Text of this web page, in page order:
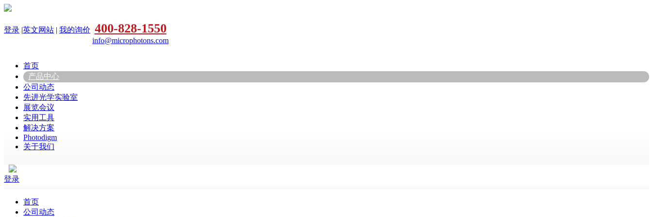
登录 |英文网站 | 我的询价 400-828-1550
info@microphotons.com
首页
产品中心
公司动态
先进光学实验室
展览会议
实用工具
解决方案
Photodigm
关于我们
登录
首页
公司动态